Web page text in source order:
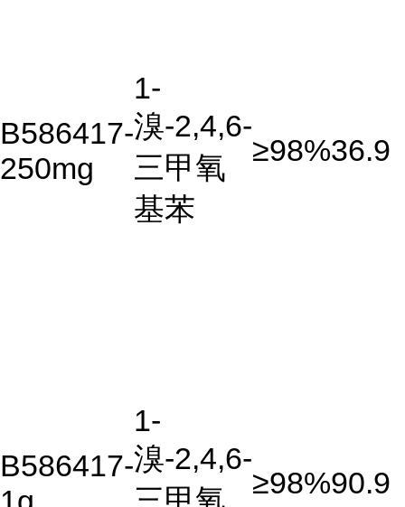
B586417-
250mg
1-
溴-2,4,6-
三甲氧
基苯
≥98%36.9
B586417-
1-
溴-2,4,6-
三甲氧
≥98%90.9